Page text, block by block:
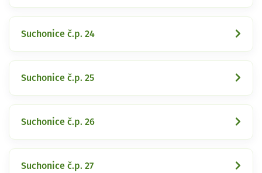
Suchonice č.p. 24
Suchonice č.p. 25
Suchonice č.p. 26
Suchonice č.p. 27